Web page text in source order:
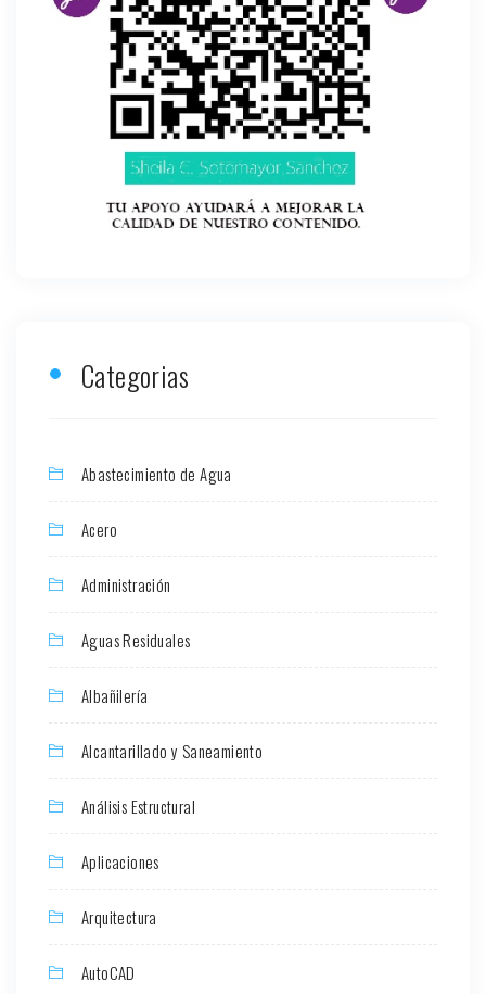
Categorias
Abastecimiento de Agua
Acero
Administración
Aguas Residuales
Albañilería
Alcantarillado y Saneamiento
Análisis Estructural
Aplicaciones
Arquitectura
AutoCAD